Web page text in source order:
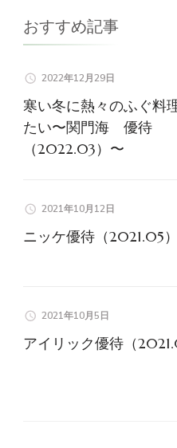
ー
シ
ョ
ン
おすすめ記事
2022年12月29日
寒い冬に熱々のふぐ料
たい〜関門海 優待
（2022.03）〜
2021年10月12日
ニッケ優待（2021.05）
2021年10月5日
アイリック優待（